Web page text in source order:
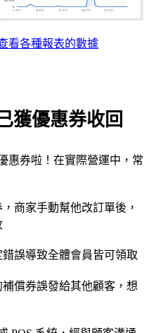
看各種報表的數據
獲優惠券收回
惠券啦！在實際營運中，常
商家手動幫他改訂單後，
誤導致全體會員皆可領取
償券誤發給其他顧客，想